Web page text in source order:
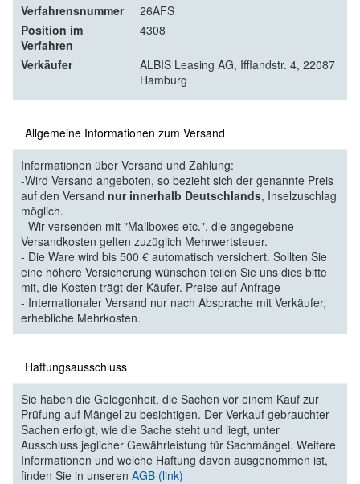
Verfahrensnummer
26AFS
Position im
Verfahren
4308
Verkäufer
ALBIS Leasing AG, Ifflandstr. 4, 22087
Hamburg
Allgemeine Informationen zum Versand
Informationen über Versand und Zahlung:
-Wird Versand angeboten, so bezieht sich der genannte Preis
auf den Versand nur innerhalb Deutschlands, Inselzuschlag
möglich.
- Wir versenden mit "Mailboxes etc.", die angegebene
Versandkosten gelten zuzüglich Mehrwertsteuer.
- Die Ware wird bis 500 € automatisch versichert. Sollten Sie
eine höhere Versicherung wünschen teilen Sie uns dies bitte
mit, die Kosten trägt der Käufer. Preise auf Anfrage
- Internationaler Versand nur nach Absprache mit Verkäufer,
erhebliche Mehrkosten.
Haftungsausschluss
Sie haben die Gelegenheit, die Sachen vor einem Kauf zur
Prüfung auf Mängel zu besichtigen. Der Verkauf gebrauchter
Sachen erfolgt, wie die Sache steht und liegt, unter
Ausschluss jeglicher Gewährleistung für Sachmängel. Weitere
Informationen und welche Haftung davon ausgenommen ist,
finden Sie in unseren AGB (link)